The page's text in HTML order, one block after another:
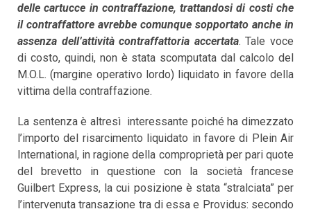
delle cartucce in contraffazione, trattandosi di costi che
il contraffattore avrebbe comunque sopportato anche in
assenza dell’attività contraffattoria accertata. Tale voce
di costo, quindi, non è stata scomputata dal calcolo del
M.O.L. (margine operativo lordo) liquidato in favore della
vittima della contraffazione.
La sentenza è altresì interessante poiché ha dimezzato
l’importo del risarcimento liquidato in favore di Plein Air
International, in ragione della comproprietà per pari quote
del brevetto in questione con la società francese
Guilbert Express, la cui posizione è stata “stralciata” per
l’intervenuta transazione tra di essa e Providus: secondo